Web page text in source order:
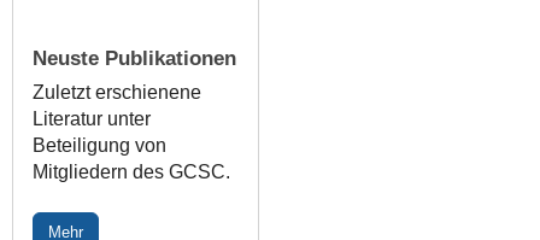
Neuste Publikationen
Zuletzt erschienene
Literatur unter
Beteiligung von
Mitgliedern des GCSC.
Mehr